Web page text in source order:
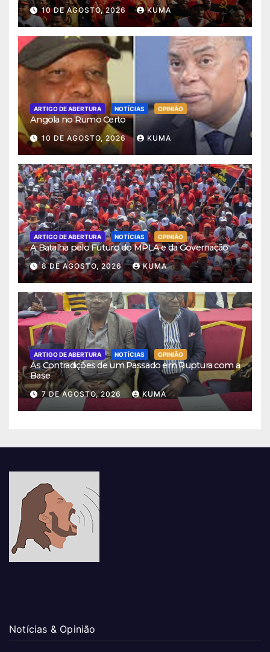
10 DE AGOSTO, 2026 KUMA
ARTIGO DE ABERTURA NOTÍCIAS OPINIÃO
Angola no Rumo Certo
10 DE AGOSTO, 2026 KUMA
ARTIGO DE ABERTURA NOTÍCIAS OPINIÃO
A Batalha pelo Futuro do MPLA e da Governação
8 DE AGOSTO, 2026 KUMA
ARTIGO DE ABERTURA NOTÍCIAS OPINIÃO
As Contradições de um Passado em Ruptura com a
Base
7 DE AGOSTO, 2026 KUMA
Notícias & Opinião